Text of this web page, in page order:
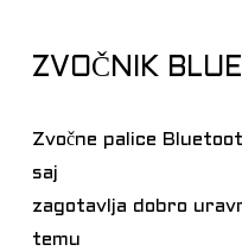
ZVOČNIK
Zvočne palice
saj
zagotavlja dobro
temu